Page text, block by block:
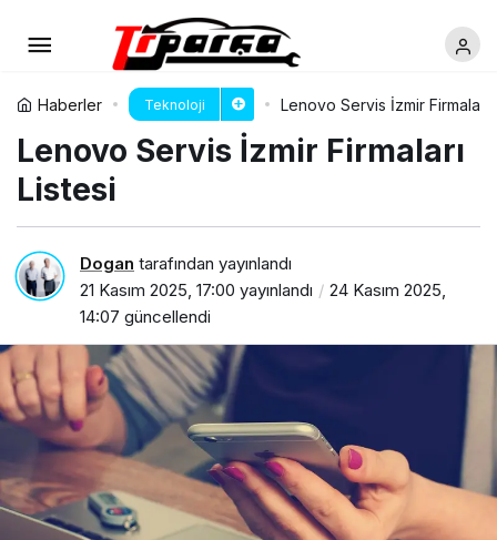
Haberler Teknoloji Lenovo Servis İzmir Firmaları
Lenovo Servis İzmir Firmaları
Listesi
Dogan tarafından yayınlandı
21 Kasım 2025, 17:00 yayınlandı
24 Kasım 2025,
14:07 güncellendi